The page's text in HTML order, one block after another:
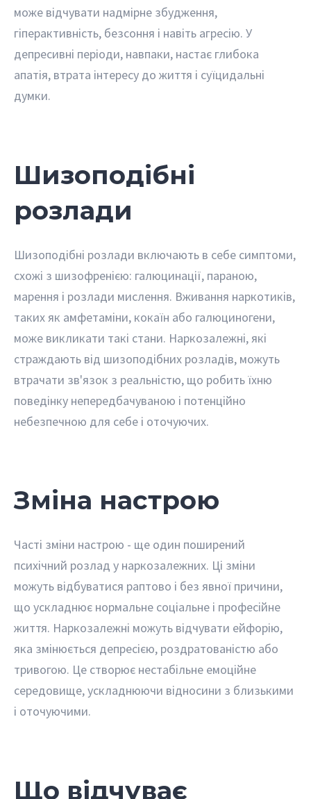
може відчувати надмірне збудження,
гіперактивність, безсоння і навіть агресію. У
депресивні періоди, навпаки, настає глибока
апатія, втрата інтересу до життя і суїцидальні
думки.
Шизоподібні
розлади
Шизоподібні розлади включають в себе симптоми,
схожі з шизофренією: галюцинації, параною,
марення і розлади мислення. Вживання наркотиків,
таких як амфетаміни, кокаїн або галюциногени,
може викликати такі стани. Наркозалежні, які
страждають від шизоподібних розладів, можуть
втрачати зв'язок з реальністю, що робить їхню
поведінку непередбачуваною і потенційно
небезпечною для себе і оточуючих.
Зміна настрою
Часті зміни настрою - ще один поширений
психічний розлад у наркозалежних. Ці зміни
можуть відбуватися раптово і без явної причини,
що ускладнює нормальне соціальне і професійне
життя. Наркозалежні можуть відчувати ейфорію,
яка змінюється депресією, роздратованістю або
тривогою. Це створює нестабільне емоційне
середовище, ускладнюючи відносини з близькими
і оточуючими.
Що відчуває